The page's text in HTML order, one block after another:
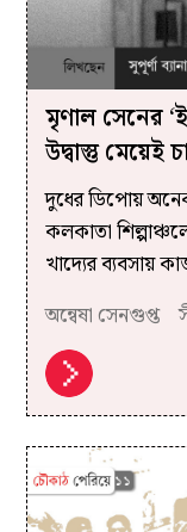
মৃণাল সেনের
উদ্বাস্তু
দুধের ডিপোয়
কলকাতা
খাদ্যের ব্যবসায়
অন্বেষা সেনগুপ্ত